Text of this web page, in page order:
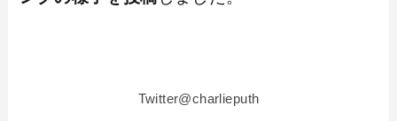
Twitter@charlieputh